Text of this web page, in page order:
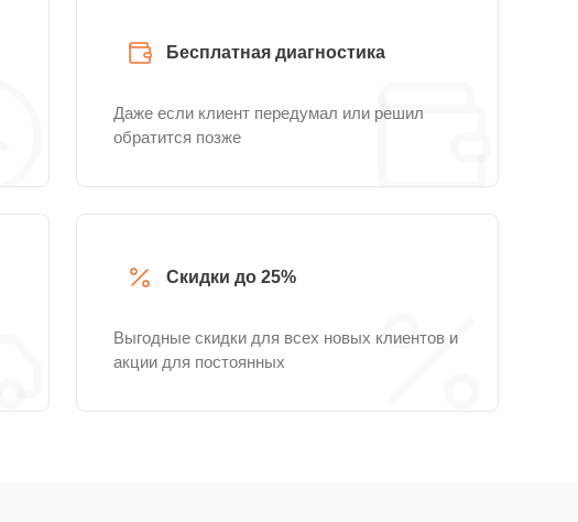
Бесплатная диагностика
Даже если клиент передумал или решил
обратится позже
Скидки до 25%
Выгодные скидки для всех новых клиентов и
акции для постоянных